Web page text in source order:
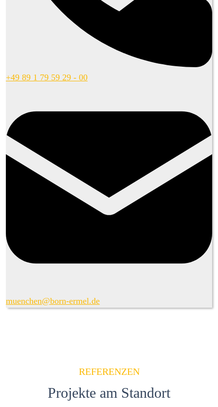
+49 89 1 79 59 29 - 00
muenchen@born-ermel.de
REFERENZEN
Projekte am Standort